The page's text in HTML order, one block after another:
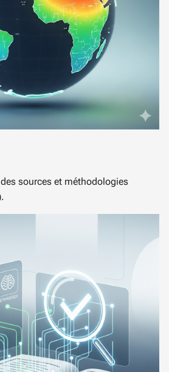
sources et méthodologies